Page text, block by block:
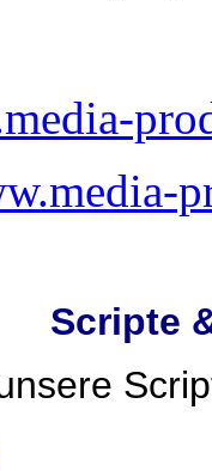
Scripte